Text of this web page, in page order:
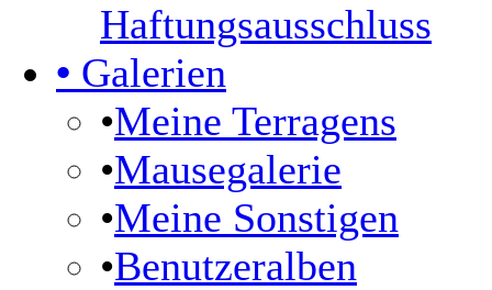
Haftungsausschluss
• Galerien
•Meine Terragens
•Mausegalerie
•Meine Sonstigen
•Benutzeralben